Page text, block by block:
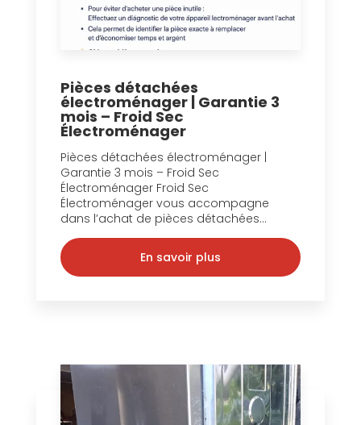
Pièces détachées
électroménager | Garantie 3
mois – Froid Sec
Électroménager
Pièces détachées électroménager |
Garantie 3 mois – Froid Sec
Électroménager Froid Sec
Électroménager vous accompagne
dans l’achat de pièces détachées...
En savoir plus